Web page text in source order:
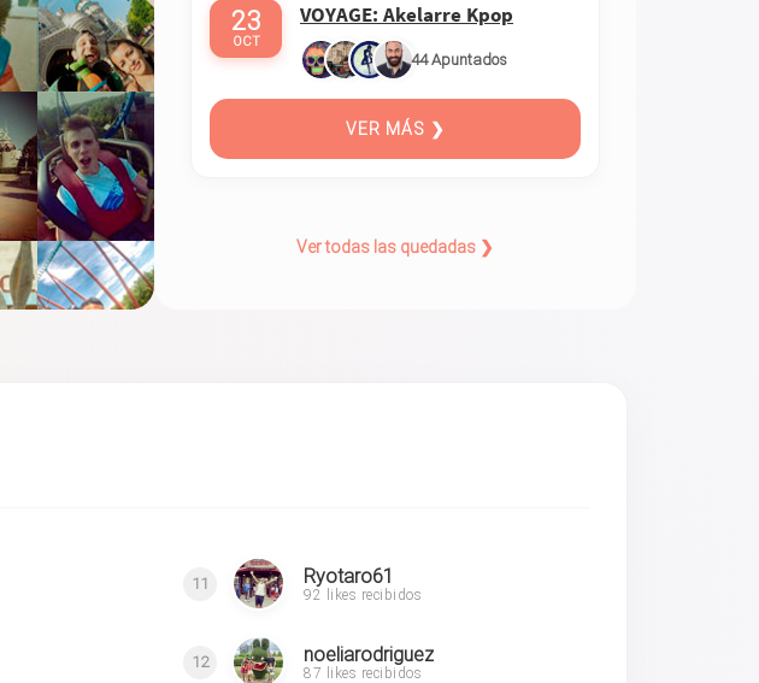
23
OCT
VOYAGE: Akelarre Kpop
44 Apuntados
VER MÁS ❯
Ver todas las quedadas ❯
11 Ryotaro61
92 likes recibidos
12 noeliarodriguez
87 likes recibidos